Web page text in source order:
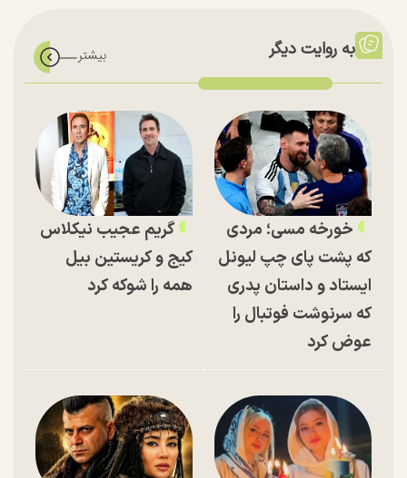
به روایت دیگر
خورخه مسی؛ مردی
که پشت پای چپ لیونل
ایستاد و داستان پدری
که سرنوشت فوتبال را
عوض کرد
گریم عجیب نیکلاس
کیج و کریستین بیل
همه را شوکه کرد